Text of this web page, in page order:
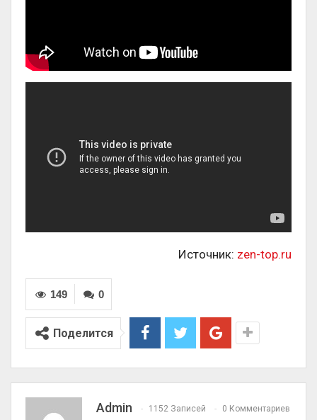
Источник: zen-top.ru
0
149
Поделится
Admin 1152 Записей 0 Комментариев